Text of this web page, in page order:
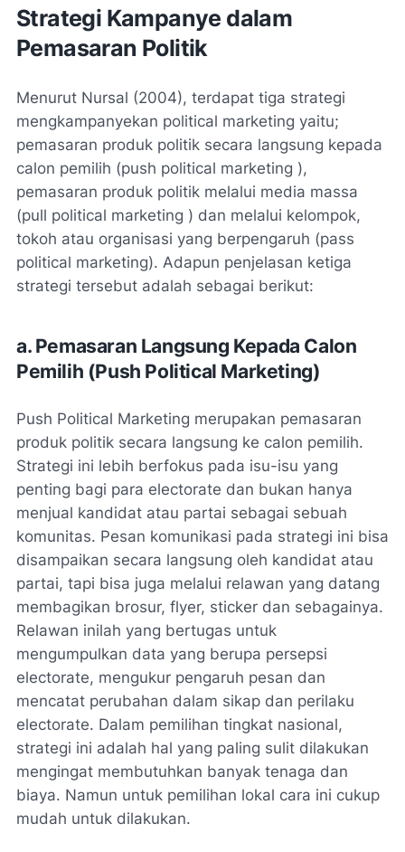
Strategi Kampanye dalam
Pemasaran Politik
Menurut Nursal (2004), terdapat tiga strategi
mengkampanyekan political marketing yaitu;
pemasaran produk politik secara langsung kepada
calon pemilih (push political marketing ),
pemasaran produk politik melalui media massa
(pull political marketing ) dan melalui kelompok,
tokoh atau organisasi yang berpengaruh (pass
political marketing). Adapun penjelasan ketiga
strategi tersebut adalah sebagai berikut:
a. Pemasaran Langsung Kepada Calon
Pemilih (Push Political Marketing)
Push Political Marketing merupakan pemasaran
produk politik secara langsung ke calon pemilih.
Strategi ini lebih berfokus pada isu-isu yang
penting bagi para electorate dan bukan hanya
menjual kandidat atau partai sebagai sebuah
komunitas. Pesan komunikasi pada strategi ini bisa
disampaikan secara langsung oleh kandidat atau
partai, tapi bisa juga melalui relawan yang datang
membagikan brosur, flyer, sticker dan sebagainya.
Relawan inilah yang bertugas untuk
mengumpulkan data yang berupa persepsi
electorate, mengukur pengaruh pesan dan
mencatat perubahan dalam sikap dan perilaku
electorate. Dalam pemilihan tingkat nasional,
strategi ini adalah hal yang paling sulit dilakukan
mengingat membutuhkan banyak tenaga dan
biaya. Namun untuk pemilihan lokal cara ini cukup
mudah untuk dilakukan.